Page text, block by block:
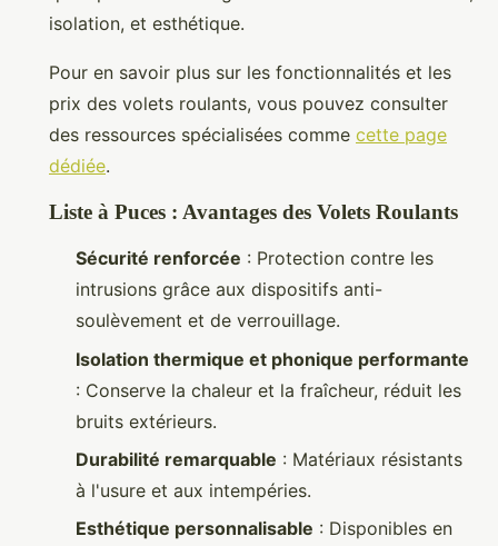
isolation, et esthétique.
Pour en savoir plus sur les fonctionnalités et les
prix des volets roulants, vous pouvez consulter
des ressources spécialisées comme cette page
dédiée.
Liste à Puces : Avantages des Volets Roulants
Sécurité renforcée : Protection contre les
intrusions grâce aux dispositifs anti-
soulèvement et de verrouillage.
Isolation thermique et phonique performante
: Conserve la chaleur et la fraîcheur, réduit les
bruits extérieurs.
Durabilité remarquable : Matériaux résistants
à l'usure et aux intempéries.
Esthétique personnalisable : Disponibles en